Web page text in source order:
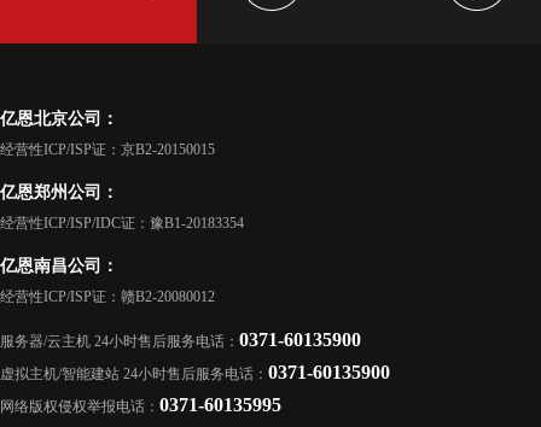
亿恩北京公司：
经营性ICP/ISP证：京B2-20150015
亿恩郑州公司：
经营性ICP/ISP/IDC证：豫B1-20183354
亿恩南昌公司：
经营性ICP/ISP证：赣B2-20080012
服务器/云主机 24小时售后服务电话： 0371-60135900
虚拟主机/智能建站 24小时售后服务电话： 0371-60135900
网络版权侵权举报电话： 0371-60135995